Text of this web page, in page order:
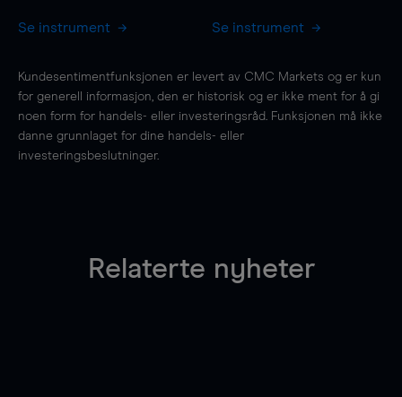
Se instrument Se instrument
Kundesentimentfunksjonen er levert av CMC Markets og er kun
for generell informasjon, den er historisk og er ikke ment for å gi
noen form for handels- eller investeringsråd. Funksjonen må ikke
danne grunnlaget for dine handels- eller
investeringsbeslutninger.
Relaterte nyheter